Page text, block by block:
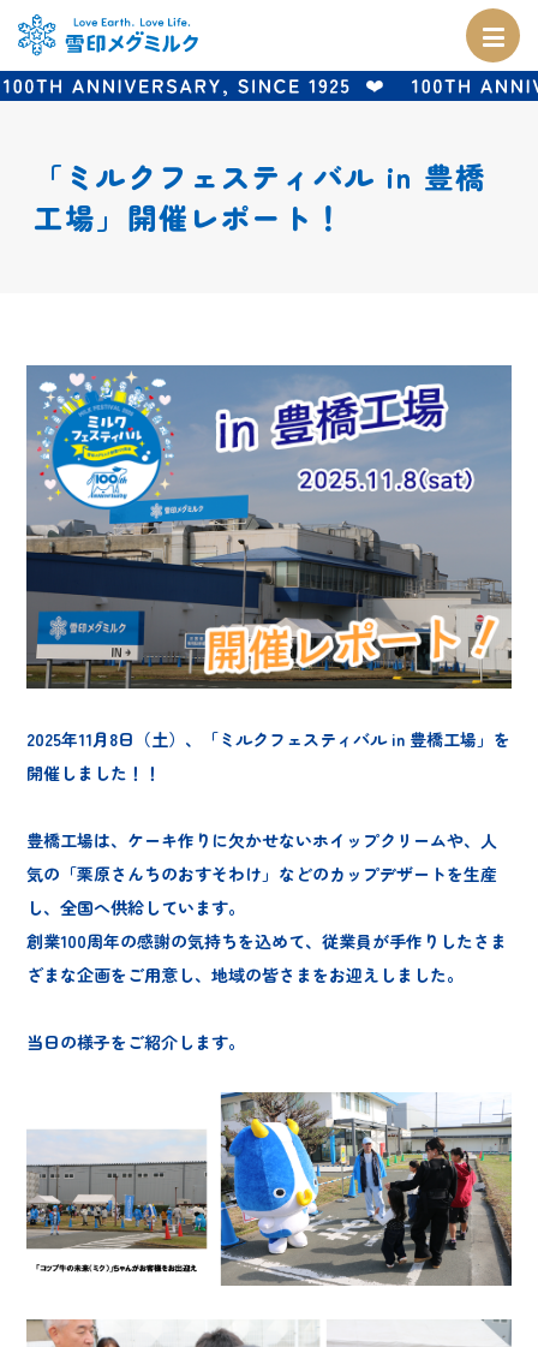
「ミルクフェスティバル in 豊橋
工場」開催レポート！
2025年11月8日（土）、「ミルクフェスティバル in 豊橋工場」を
開催しました！！
豊橋工場は、ケーキ作りに欠かせないホイップクリームや、人
気の「栗原さんちのおすそわけ」などのカップデザートを生産
し、全国へ供給しています。
創業100周年の感謝の気持ちを込めて、従業員が手作りしたさま
ざまな企画をご用意し、地域の皆さまをお迎えしました。
当日の様子をご紹介します。